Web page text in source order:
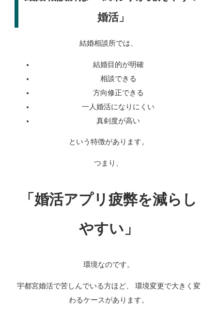
婚活」
結婚相談所では、
結婚目的が明確
相談できる
方向修正できる
一人婚活になりにくい
真剣度が高い
という特徴があります。
つまり、
「婚活アプリ疲弊を減らし
やすい」
環境なのです。
宇都宮婚活で苦しんでいる方ほど、 環境変更で大きく変
わるケースがあります。